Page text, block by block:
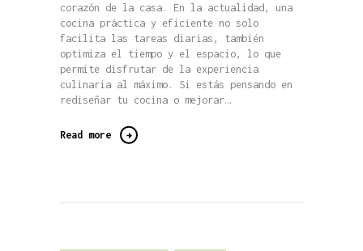
corazón de la casa. En la actualidad, una
cocina práctica y eficiente no solo
facilita las tareas diarias, también
optimiza el tiempo y el espacio, lo que
permite disfrutar de la experiencia
culinaria al máximo. Si estás pensando en
rediseñar tu cocina o mejorar…
Read more